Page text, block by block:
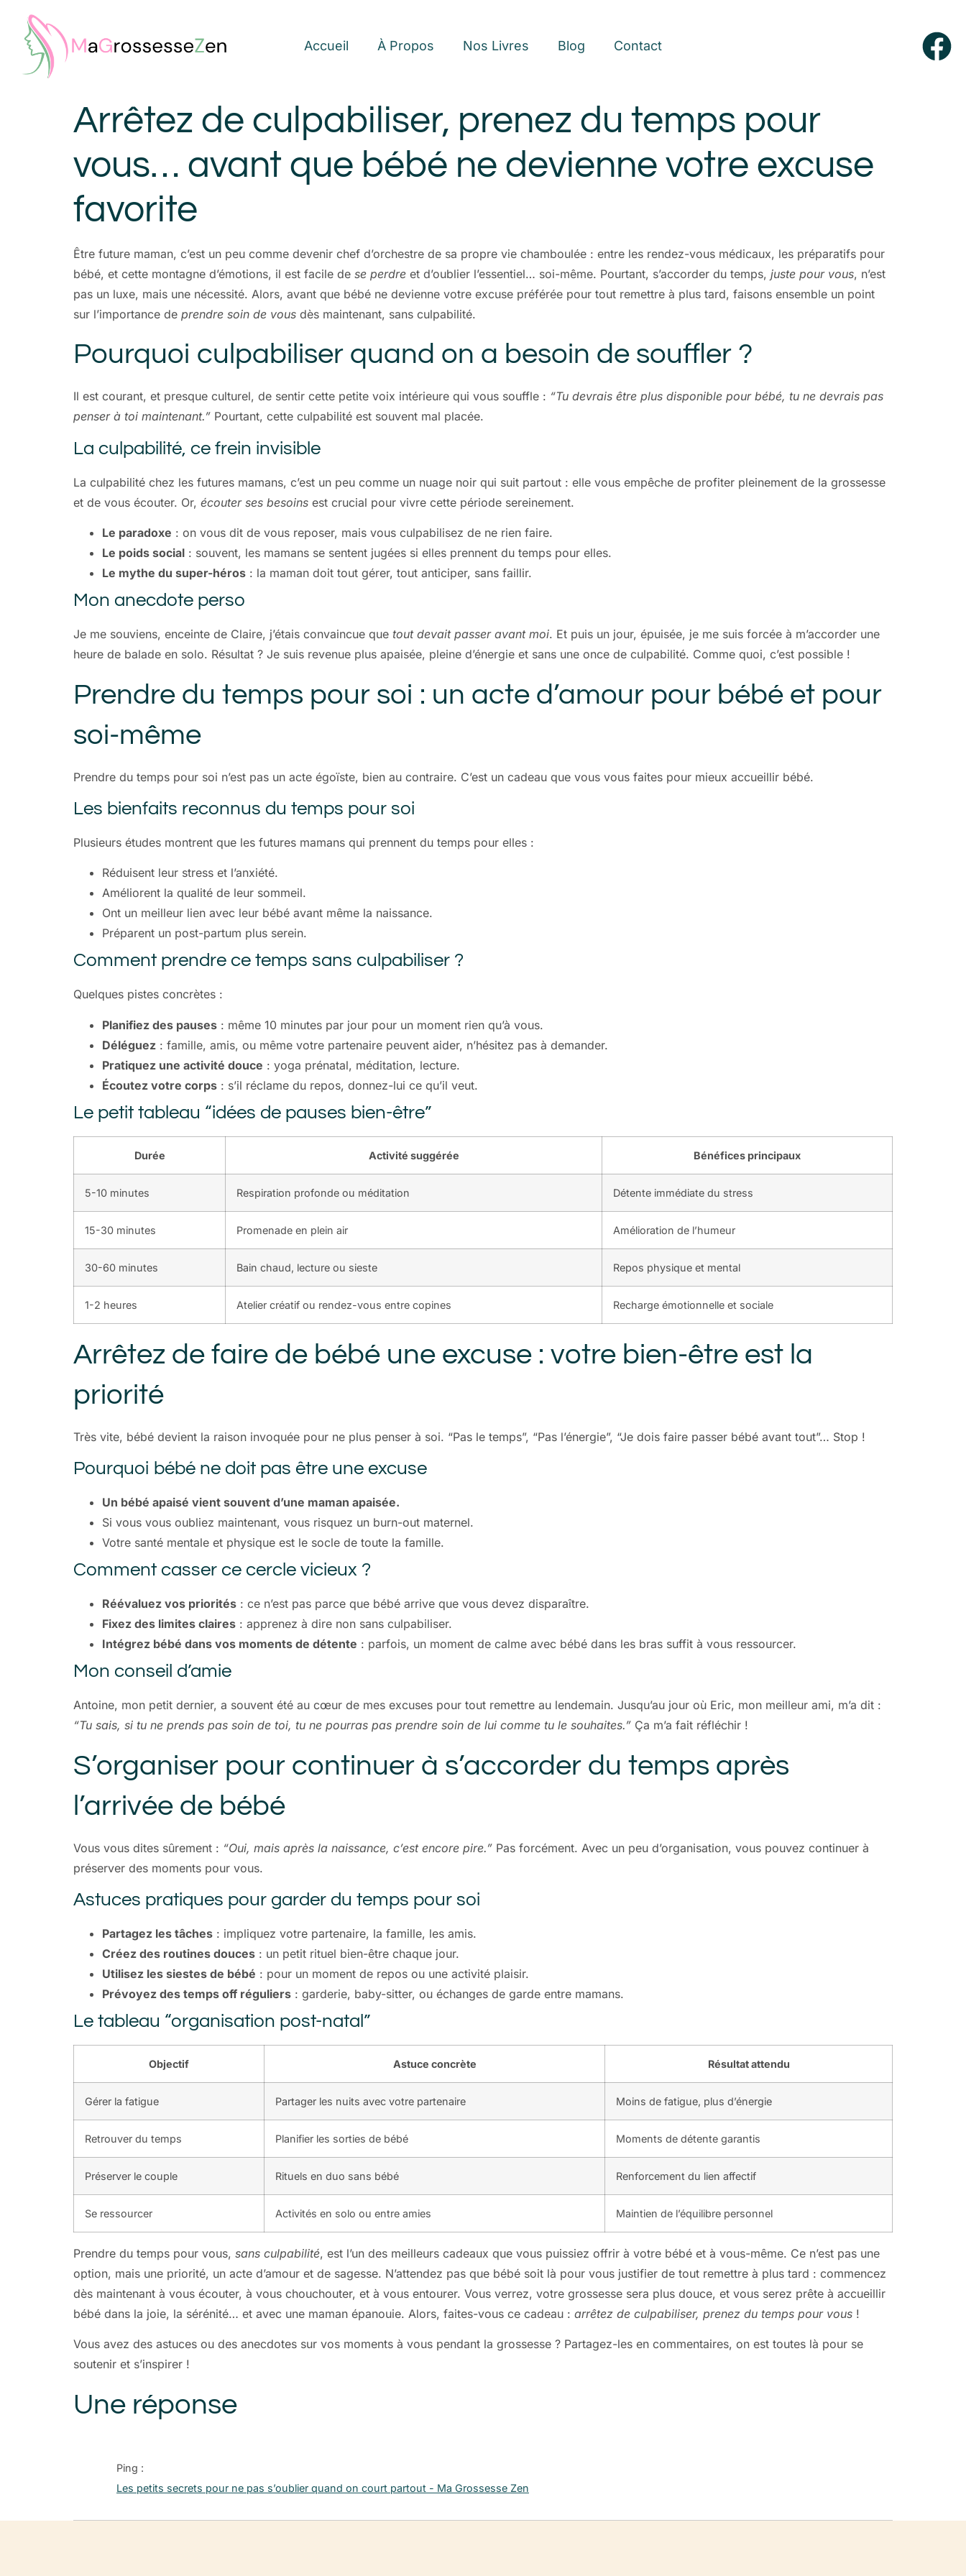
Accueil À Propos Nos Livres Blog Contact
Arrêtez de culpabiliser, prenez du temps pour
vous… avant que bébé ne devienne votre excuse
favorite
Être future maman, c’est un peu comme devenir chef d’orchestre de sa propre vie chamboulée : entre les rendez-vous médicaux, les préparatifs pour
bébé, et cette montagne d’émotions, il est facile de se perdre et d’oublier l’essentiel… soi-même. Pourtant, s’accorder du temps, juste pour vous, n’est
pas un luxe, mais une nécessité. Alors, avant que bébé ne devienne votre excuse préférée pour tout remettre à plus tard, faisons ensemble un point
sur l’importance de prendre soin de vous dès maintenant, sans culpabilité.
Pourquoi culpabiliser quand on a besoin de souffler ?
Il est courant, et presque culturel, de sentir cette petite voix intérieure qui vous souffle : “Tu devrais être plus disponible pour bébé, tu ne devrais pas
penser à toi maintenant.” Pourtant, cette culpabilité est souvent mal placée.
La culpabilité, ce frein invisible
La culpabilité chez les futures mamans, c’est un peu comme un nuage noir qui suit partout : elle vous empêche de profiter pleinement de la grossesse
et de vous écouter. Or, écouter ses besoins est crucial pour vivre cette période sereinement.
Le paradoxe : on vous dit de vous reposer, mais vous culpabilisez de ne rien faire.
Le poids social : souvent, les mamans se sentent jugées si elles prennent du temps pour elles.
Le mythe du super-héros : la maman doit tout gérer, tout anticiper, sans faillir.
Mon anecdote perso
Je me souviens, enceinte de Claire, j’étais convaincue que tout devait passer avant moi. Et puis un jour, épuisée, je me suis forcée à m’accorder une
heure de balade en solo. Résultat ? Je suis revenue plus apaisée, pleine d’énergie et sans une once de culpabilité. Comme quoi, c’est possible !
Prendre du temps pour soi : un acte d’amour pour bébé et pour
soi-même
Prendre du temps pour soi n’est pas un acte égoïste, bien au contraire. C’est un cadeau que vous vous faites pour mieux accueillir bébé.
Les bienfaits reconnus du temps pour soi
Plusieurs études montrent que les futures mamans qui prennent du temps pour elles :
Réduisent leur stress et l’anxiété.
Améliorent la qualité de leur sommeil.
Ont un meilleur lien avec leur bébé avant même la naissance.
Préparent un post-partum plus serein.
Comment prendre ce temps sans culpabiliser ?
Quelques pistes concrètes :
Planifiez des pauses : même 10 minutes par jour pour un moment rien qu’à vous.
Déléguez : famille, amis, ou même votre partenaire peuvent aider, n’hésitez pas à demander.
Pratiquez une activité douce : yoga prénatal, méditation, lecture.
Écoutez votre corps : s’il réclame du repos, donnez-lui ce qu’il veut.
Le petit tableau “idées de pauses bien-être”
Durée Activité suggérée Bénéfices principaux
5-10 minutes Respiration profonde ou méditation Détente immédiate du stress
15-30 minutes Promenade en plein air Amélioration de l’humeur
30-60 minutes Bain chaud, lecture ou sieste Repos physique et mental
1-2 heures Atelier créatif ou rendez-vous entre copines Recharge émotionnelle et sociale
Arrêtez de faire de bébé une excuse : votre bien-être est la
priorité
Très vite, bébé devient la raison invoquée pour ne plus penser à soi. “Pas le temps”, “Pas l’énergie”, “Je dois faire passer bébé avant tout”… Stop !
Pourquoi bébé ne doit pas être une excuse
Un bébé apaisé vient souvent d’une maman apaisée.
Si vous vous oubliez maintenant, vous risquez un burn-out maternel.
Votre santé mentale et physique est le socle de toute la famille.
Comment casser ce cercle vicieux ?
Réévaluez vos priorités : ce n’est pas parce que bébé arrive que vous devez disparaître.
Fixez des limites claires : apprenez à dire non sans culpabiliser.
Intégrez bébé dans vos moments de détente : parfois, un moment de calme avec bébé dans les bras suffit à vous ressourcer.
Mon conseil d’amie
Antoine, mon petit dernier, a souvent été au cœur de mes excuses pour tout remettre au lendemain. Jusqu’au jour où Eric, mon meilleur ami, m’a dit :
“Tu sais, si tu ne prends pas soin de toi, tu ne pourras pas prendre soin de lui comme tu le souhaites.” Ça m’a fait réfléchir !
S’organiser pour continuer à s’accorder du temps après
l’arrivée de bébé
Vous vous dites sûrement : “Oui, mais après la naissance, c’est encore pire.” Pas forcément. Avec un peu d’organisation, vous pouvez continuer à
préserver des moments pour vous.
Astuces pratiques pour garder du temps pour soi
Partagez les tâches : impliquez votre partenaire, la famille, les amis.
Créez des routines douces : un petit rituel bien-être chaque jour.
Utilisez les siestes de bébé : pour un moment de repos ou une activité plaisir.
Prévoyez des temps off réguliers : garderie, baby-sitter, ou échanges de garde entre mamans.
Le tableau “organisation post-natal”
Objectif Astuce concrète Résultat attendu
Gérer la fatigue Partager les nuits avec votre partenaire Moins de fatigue, plus d’énergie
Retrouver du temps Planifier les sorties de bébé Moments de détente garantis
Préserver le couple Rituels en duo sans bébé Renforcement du lien affectif
Se ressourcer Activités en solo ou entre amies Maintien de l’équilibre personnel
Prendre du temps pour vous, sans culpabilité, est l’un des meilleurs cadeaux que vous puissiez offrir à votre bébé et à vous-même. Ce n’est pas une
option, mais une priorité, un acte d’amour et de sagesse. N’attendez pas que bébé soit là pour vous justifier de tout remettre à plus tard : commencez
dès maintenant à vous écouter, à vous chouchouter, et à vous entourer. Vous verrez, votre grossesse sera plus douce, et vous serez prête à accueillir
bébé dans la joie, la sérénité… et avec une maman épanouie. Alors, faites-vous ce cadeau : arrêtez de culpabiliser, prenez du temps pour vous !
Vous avez des astuces ou des anecdotes sur vos moments à vous pendant la grossesse ? Partagez-les en commentaires, on est toutes là pour se
soutenir et s’inspirer !
Une réponse
Ping :
Les petits secrets pour ne pas s’oublier quand on court partout - Ma Grossesse Zen